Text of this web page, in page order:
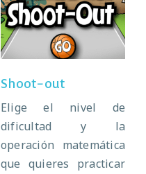
Shoot-out
Shoot-out
Elige el nivel de
dificultad y la
operación matemática
que quieres practicar